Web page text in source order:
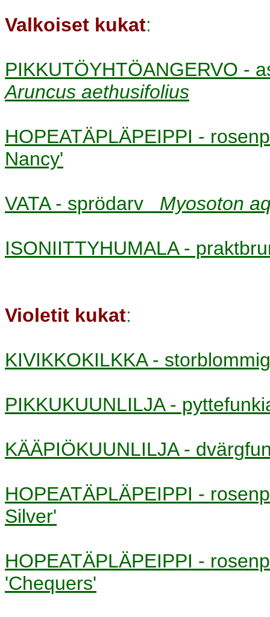
Valkoiset kukat:
PIKKUTÖYHTÖANGERVO -
Aruncus aethusifolius
HOPEATÄPLÄPEIPPI -
Nancy'
VATA - sprödarv Myosoton
ISONIITTYHUMALA -
Violetit kukat:
KIVIKKOKILKKA -
PIKKUKUUNLILJA -
KÄÄPIÖKUUNLILJA -
HOPEATÄPLÄPEIPPI -
Silver'
HOPEATÄPLÄPEIPPI -
'Chequers'